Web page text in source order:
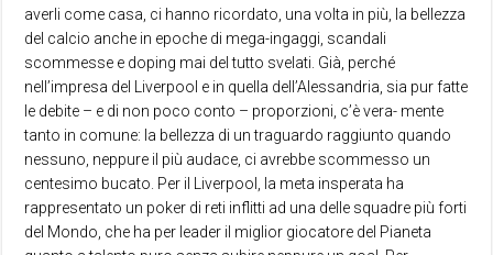
averli come casa, ci hanno ricordato, una volta in più, la bellezza
del calcio anche in epoche di mega-ingaggi, scandali
scommesse e doping mai del tutto svelati. Già, perché
nell’impresa del Liverpool e in quella dell’Alessandria, sia pur fatte
le debite – e di non poco conto – proporzioni, c’è vera- mente
tanto in comune: la bellezza di un traguardo raggiunto quando
nessuno, neppure il più audace, ci avrebbe scommesso un
centesimo bucato. Per il Liverpool, la meta insperata ha
rappresentato un poker di reti inflitti ad una delle squadre più forti
del Mondo, che ha per leader il miglior giocatore del Pianeta